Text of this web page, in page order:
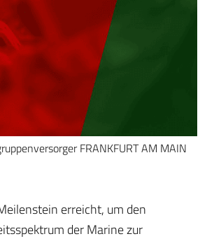
FRANKFURT AM MAIN
erreicht, um den
der Marine zur